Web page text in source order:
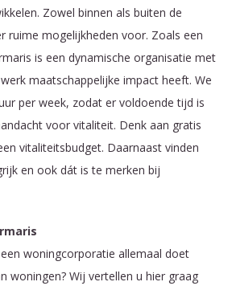
Zowel binnen als buiten de
ruime mogelijkheden voor. Zoals een
is een dynamische organisatie met
maatschappelijke impact heeft. We
per week, zodat er voldoende tijd is
voor vitaliteit. Denk aan gratis
vitaliteitsbudget. Daarnaast vinden
en ook dát is te merken bij
woningcorporatie allemaal doet
woningen? Wij vertellen u hier graag